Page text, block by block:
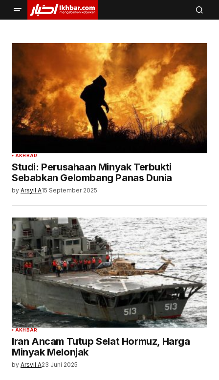
AKHBAR
Studi: Perusahaan Minyak Terbukti
Sebabkan Gelombang Panas Dunia
by Arsyil A15 September 2025
AKHBAR
Iran Ancam Tutup Selat Hormuz, Harga
Minyak Melonjak
by Arsyil A23 Juni 2025